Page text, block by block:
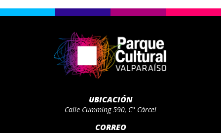
UBICACIÓN
Calle Cumming 590, C° Cárcel
CORREO